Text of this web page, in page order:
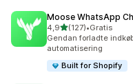
Moose WhatsApp
4,9ud af 5 stjerner
(127)
127 anmeldelser i alt
•Gratis
Gendan forladte
automatisering
Built for Shopify